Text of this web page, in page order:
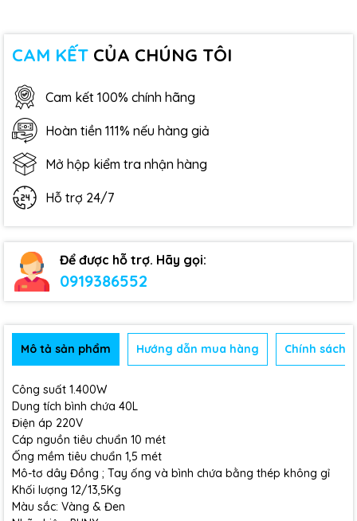
CAM KẾT CỦA CHÚNG TÔI
Cam kết 100% chính hãng
Hoàn tiền 111% nếu hàng giả
Mở hộp kiểm tra nhận hàng
Hỗ trợ 24/7
Để được hỗ trợ. Hãy gọi:
0919386552
Mô tả sản phẩm Hướng dẫn mua hàng Chính sách
Công suất 1.400W
Dung tích bình chứa 40L
Điện áp 220V
Cáp nguồn tiêu chuẩn 10 mét
Ống mềm tiêu chuẩn 1,5 mét
Mô-tơ dây Đồng ; Tay ống và bình chứa bằng thép không gỉ
Khối lượng 12/13,5Kg
Màu sắc: Vàng & Đen